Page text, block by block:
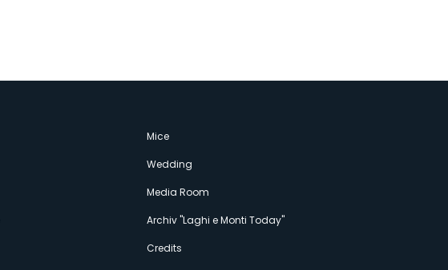
Mice
Wedding
Media Room
Archiv "Laghi e Monti Today"
Credits